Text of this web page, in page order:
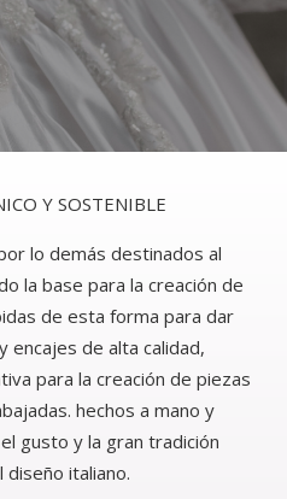
Y SOSTENIBLE
lo demás destinados al
la base para la creación de
de esta forma para dar
encajes de alta calidad,
para la creación de piezas
hechos a mano y
gusto y la gran tradición
italiano.